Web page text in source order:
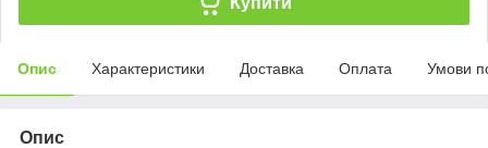
Опис Характеристики Доставка Оплата Умови
Опис